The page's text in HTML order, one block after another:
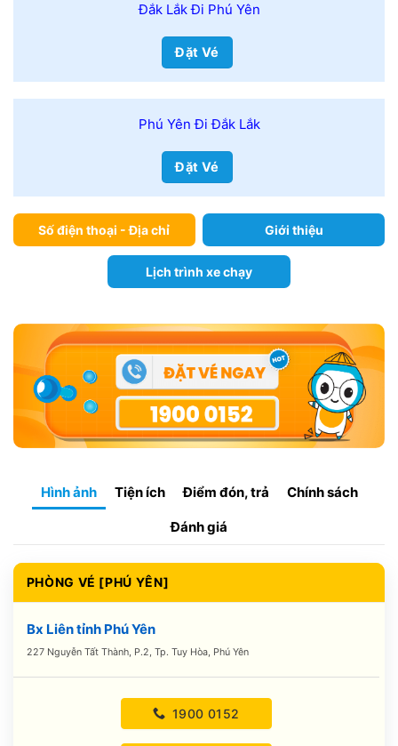
Đắk Lắk Đi Phú Yên
Đặt Vé
Phú Yên Đi Đắk Lắk
Đặt Vé
Số điện thoại - Địa chỉ Giới thiệu
Lịch trình xe chạy
Hình ảnh Tiện ích Điểm đón, trả Chính sách
Đánh giá
PHÒNG VÉ [PHÚ YÊN]
Bx Liên tỉnh Phú Yên
227 Nguyễn Tất Thành, P.2, Tp. Tuy Hòa, Phú Yên
1900 0152